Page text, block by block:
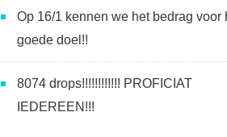
Op 16/1 kennen we het bedrag voor
goede doel!!
8074 drops!!!!!!!!!!!! PROFICIAT
IEDEREEN!!!